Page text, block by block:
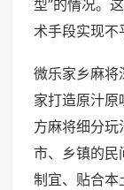
型”的情况。
术手段实现不
微乐家乡麻将
家打造原汁
方麻将细分
市、乡镇的民
制宜、贴合本